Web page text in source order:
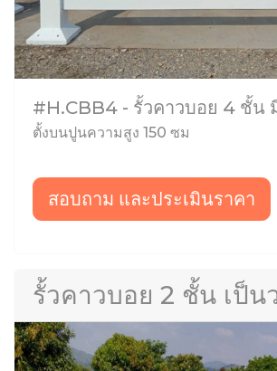
#H.CBB4 - รั้วคาวบอย 4 ชั้น
ตั้งบนปูนความสูง 150 ซม
สอบถาม และประเมินราคา
รั้วคาวบอย 2 ชั้น เป็น